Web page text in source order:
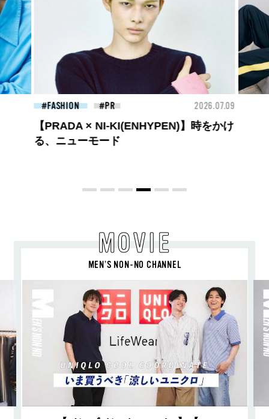
FASHION 2026.07.09
ロエベの新しい世界へようこそ。大胆な
コントラストとレイヤードの先に。装う
MOVIE
MEN’S NON-NO CHANNEL